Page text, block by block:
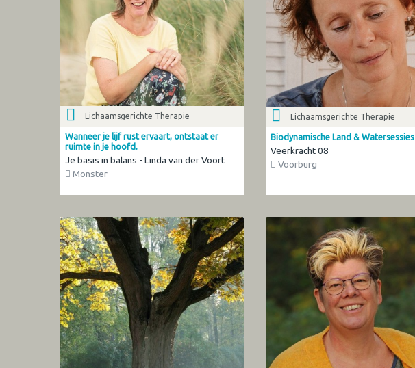
Lichaamsgerichte Therapie
Wanneer je lijf rust ervaart, ontstaat er
ruimte in je hoofd.
Je basis in balans - Linda van der Voort
Monster
Lichaamsgerichte Therapie
Biodynamische Land & Watersessies
Veerkracht 08
Voorburg